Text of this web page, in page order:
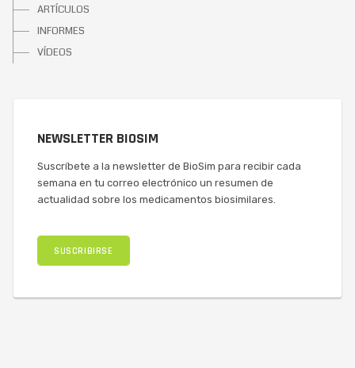
ARTÍCULOS
INFORMES
VÍDEOS
NEWSLETTER BIOSIM
Suscríbete a la newsletter de BioSim para recibir cada
semana en tu correo electrónico un resumen de
actualidad sobre los medicamentos biosimilares.
SUSCRIBIRSE